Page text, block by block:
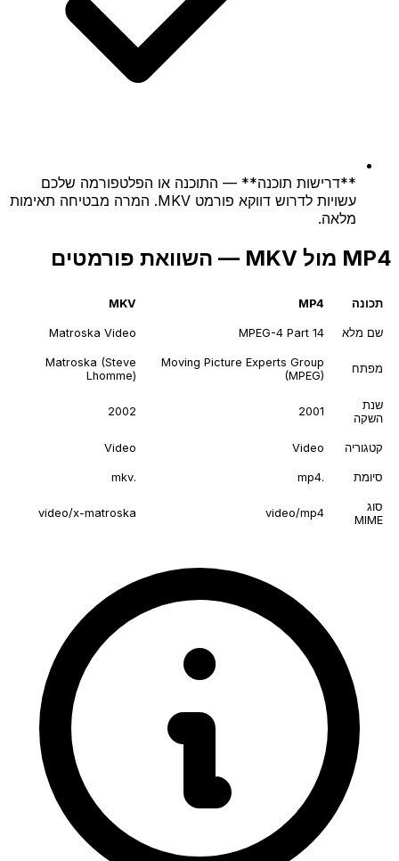
**דרישות תוכנה** — התוכנה או הפלטפורמה שלכם
עשויות לדרוש דווקא פורמט MKV. המרה מבטיחה תאימות
מלאה.
MP4 מול MKV — השוואת פורמטים
תכונה MP4
MKV
שם מלא MPEG-4 Part 14
Matroska Video
מפתח
Moving Picture Experts Group
(MPEG)
Matroska (Steve
Lhomme)
שנת
השקה
2001
2002
קטגוריה Video
Video
סיומת .mp4
.mkv
סוג
MIME
video/mp4
video/x-matroska